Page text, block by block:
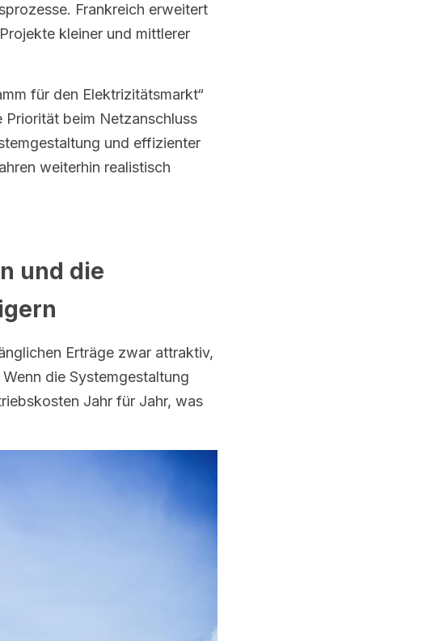
Frankreich erweitert
kleiner und mittlerer
für den Elektrizitätsmarkt“
beim Netzanschluss
und effizienter
weiterhin realistisch
und die
Erträge zwar attraktiv,
die Systemgestaltung
Jahr für Jahr, was